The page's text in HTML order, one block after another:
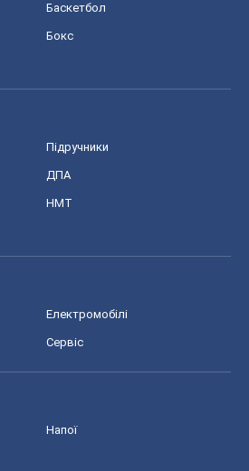
Баскетбол
Бокс
Підручники
ДПА
НМТ
Електромобілі
Сервіс
Напої